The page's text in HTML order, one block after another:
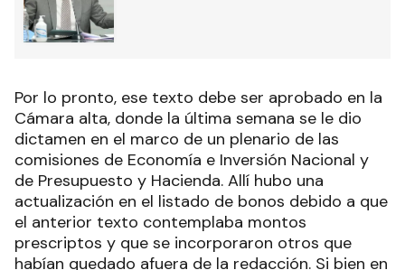
Por lo pronto, ese texto debe ser aprobado en la
Cámara alta, donde la última semana se le dio
dictamen en el marco de un plenario de las
comisiones de Economía e Inversión Nacional y
de Presupuesto y Hacienda. Allí hubo una
actualización en el listado de bonos debido a que
el anterior texto contemplaba montos
prescriptos y que se incorporaron otros que
habían quedado afuera de la redacción. Si bien en